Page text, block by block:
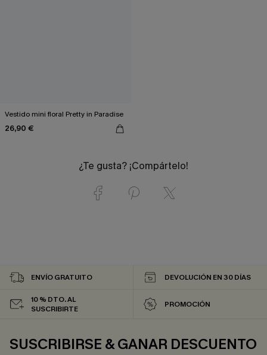
Vestido mini floral Pretty in Paradise
26,90 €
¿Te gusta? ¡Compártelo!
ENVÍO GRATUITO DEVOLUCIÓN EN 30 DÍAS
10 % DTO. AL
SUSCRIBIRTE
PROMOCIÓN
SUSCRIBIRSE & GANAR DESCUENTO